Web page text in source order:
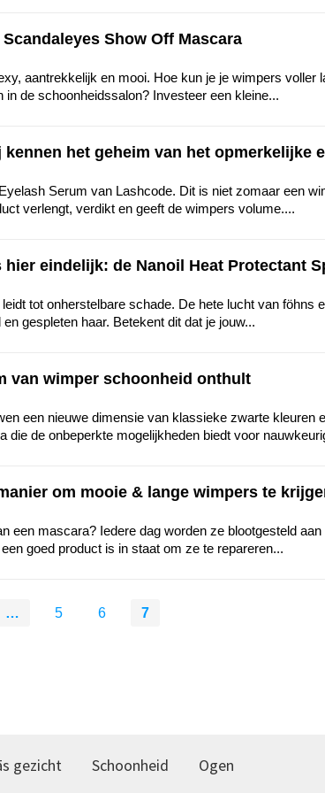
Show Off Mascara
aantrekkelijk en mooi. Hoe kun je je wimpers voller
in de schoonheidssalon? Investeer een kleine...
het geheim van het opmerkelijke
Serum van Lashcode. Dit is niet zomaar een
verlengt, verdikt en geeft de wimpers volume....
eindelijk: de Nanoil Heat Protectant
tot onherstelbare schade. De hete lucht van föhns
gespleten haar. Betekent dit dat je jouw...
van wimper schoonheid onthult
een nieuwe dimensie van klassieke zwarte kleuren
die de onbeperkte mogelijkheden biedt voor
om mooie & lange wimpers te
een mascara? Iedere dag worden ze blootgesteld
goed product is in staat om ze te repareren...
… 5 6 7
gezicht Schoonheid Ogen